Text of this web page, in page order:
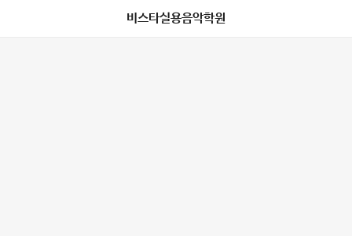
비스타실용음악학원